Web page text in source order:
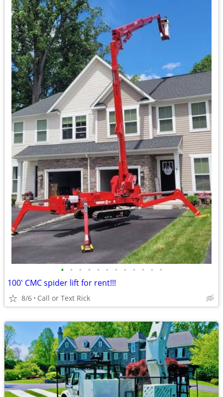
• • • • • • • • • • • •
100' CMC spider lift for rent!!!
8/6 Call or Text Rick